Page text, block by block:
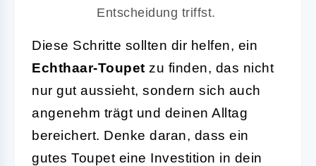
Entscheidung triffst.
Diese Schritte sollten dir helfen, ein
Echthaar-Toupet zu finden, das nicht
nur gut aussieht, sondern sich auch
angenehm trägt und deinen Alltag
bereichert. Denke daran, dass ein
gutes Toupet eine Investition in dein